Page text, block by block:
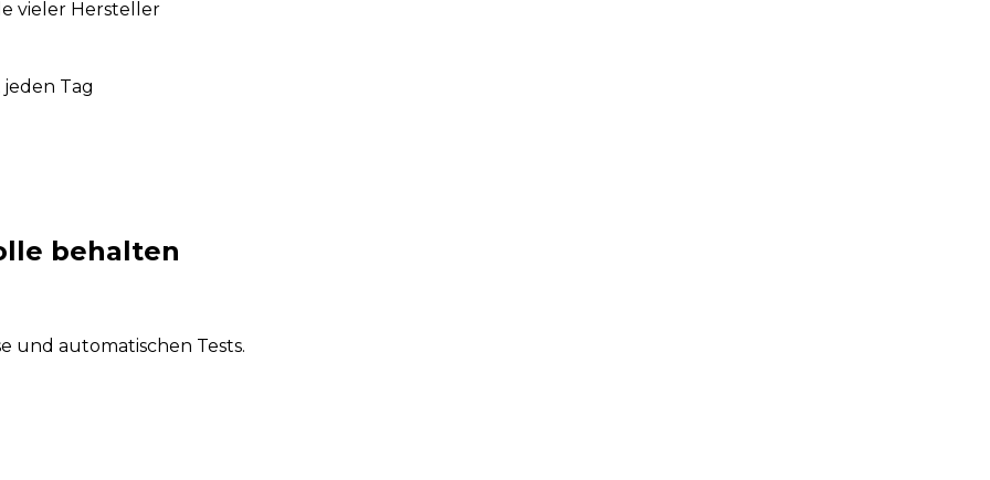
vieler Hersteller
Tag
behalten
und automatischen Tests.